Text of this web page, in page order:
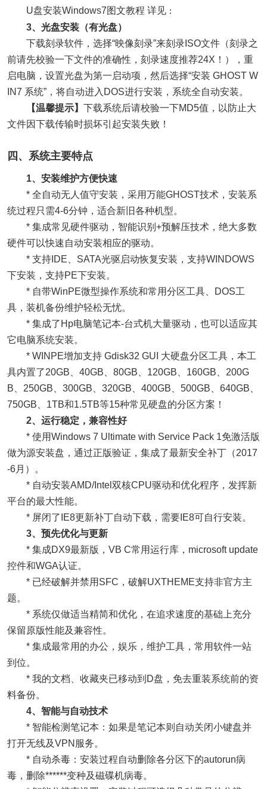
U盘安装Windows7图文教程 详见 ：
3、光盘安装（有光盘）
下载刻录软件，选择“映像刻录”来刻录ISO文件（刻录之
前请先校验一下文件的准确性，刻录速度推荐24X！），重
启电脑，设置光盘为第一启动项，然后选择“安装 GHOST W
IN7 系统”，将自动进入DOS进行安装，系统全自动安装。
【温馨提示】 下载系统后请校验一下MD5值，以防止大
文件因下载传输时损坏引起安装失败！
四、系统主要特点
1、安装维护方便快速
* 全自动无人值守安装，采用万能GHOST技术，安装系
统过程只需4-6分钟，适合新旧各种机型。
* 集成常见硬件驱动，智能识别+预解压技术，绝大多数
硬件可以快速自动安装相应的驱动。
* 支持IDE、SATA光驱启动恢复安装，支持WINDOWS
下安装，支持PE下安装。
* 自带WinPE微型操作系统和常用分区工具、DOS工
具，装机备份维护轻松无忧。
* 集成了Hp电脑笔记本-台式机大量驱动，也可以适应其
它电脑系统安装。
* WINPE增加支持 Gdisk32 GUI 大硬盘分区工具，本工
具内置了20GB、40GB、80GB、120GB、160GB、200G
B、250GB、300GB、320GB、400GB、500GB、640GB、
750GB、1TB和1.5TB等15种常见硬盘的分区方案！
2、运行稳定，兼容性好
* 使用Windows 7 Ultimate with Service Pack 1免激活版
做为源安装盘，通过正版验证，集成了最新安全补丁（2017
-6月）。
* 自动安装AMD/Intel双核CPU驱动和优化程序，发挥新
平台的最大性能。
* 屏闭了IE8更新补丁自动下载，需要IE8可自行安装。
3、预先优化与更新
* 集成DX9最新版，VB C常用运行库，microsoft update
控件和WGA认证。
* 已经破解并禁用SFC，破解UXTHEME支持非官方主
题。
* 系统仅做适当精简和优化，在追求速度的基础上充分
保留原版性能及兼容性。
* 集成最常用的办公，娱乐，维护工具，常用软件一站
到位。
* 我的文档、收藏夹已移动到D盘，免去重装系统前的资
料备份。
4、智能与自动技术
* 智能检测笔记本：如果是笔记本则自动关闭小键盘并
打开无线及VPN服务。
* 自动杀毒：安装过程自动删除各分区下的autorun病
毒，删除******变种及磁碟机病毒。